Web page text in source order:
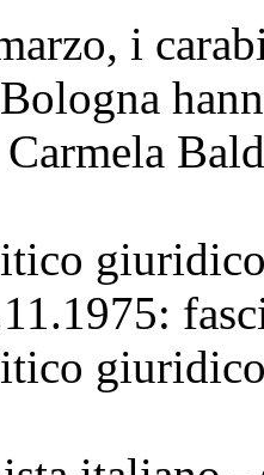
i